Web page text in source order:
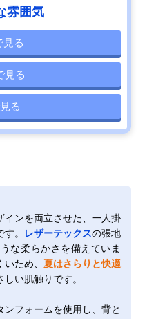
雰囲気
見る
見る
る
インを両立させた、一人掛
。
レザーテックスの張地
な柔らかさを備えていま
ため、 夏はさらりと快適
しい肌触りです。
フォームを使用し、背と